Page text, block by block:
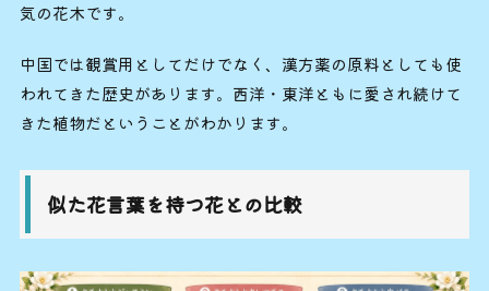
気の花木です。
中国では観賞用としてだけでなく、漢方薬の原料としても使
われてきた歴史があります。西洋・東洋ともに愛され続けて
きた植物だということがわかります。
似た花言葉を持つ花との比較